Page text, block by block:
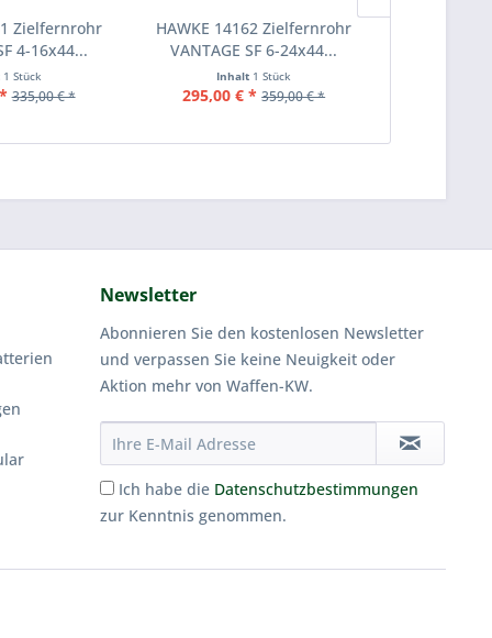
Zielfernrohr
4-16x44...
1 Stück
335,00 € *
HAWKE 14162 Zielfernrohr
VANTAGE SF 6-24x44...
Inhalt 1 Stück
295,00 € * 359,00 € *
Newsletter
Abonnieren Sie den kostenlosen Newsletter
und verpassen Sie keine Neuigkeit oder
Aktion mehr von Waffen-KW.
Ich habe die Datenschutzbestimmungen
zur Kenntnis genommen.